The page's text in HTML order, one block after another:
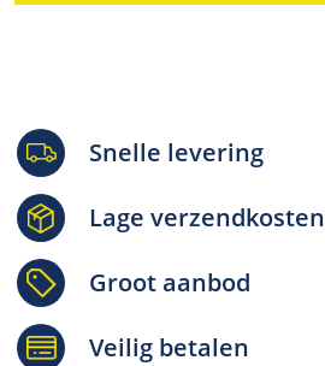
Snelle levering
Lage verzendkosten
Groot aanbod
Veilig betalen